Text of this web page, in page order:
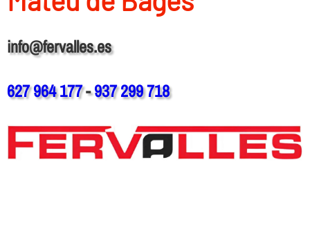
info@fervalles.es
627 964 177-937 299 718